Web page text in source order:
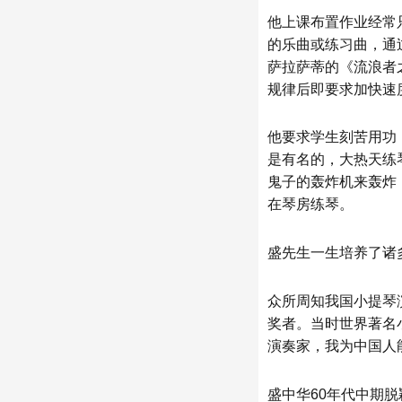
他上课布置作业经常
的乐曲或练习曲，
萨拉萨蒂的《流浪者
规律后即要求加快速
他要求学生刻苦用功
是有名的，大热天
鬼子的轰炸机来轰
在琴房练琴。
盛先生一生培养了
众所周知我国小提
奖者。当时世界著名
演奏家，我为中国人
盛中华60年代中期